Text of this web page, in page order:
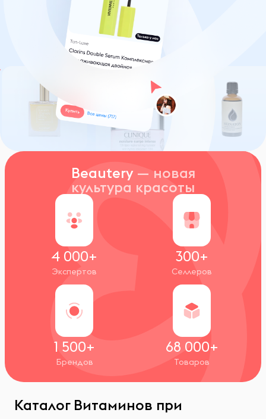
Beautery — новая
культура красоты
4 000+
Экспертов
300+
Селлеров
1 500+
Брендов
68 000+
Товаров
Каталог Витаминов при